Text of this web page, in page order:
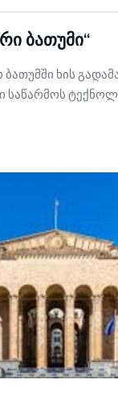
ბათუმი“
ბათუმში ხის
საწარმოს